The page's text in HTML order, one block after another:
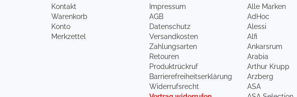
Kontakt
Warenkorb
Konto
Merkzettel
Impressum
AGB
Datenschutz
Versandkosten
Zahlungsarten
Retouren
Produktrückruf
Barrierefreiheitserklärung
Widerrufsrecht
Alle Marken
AdHoc
Alessi
Alfi
Ankarsrum
Arabia
Arthur Krupp
Arzberg
ASA